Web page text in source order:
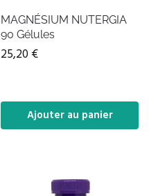
MAGNÉSIUM NUTERGIA
90 Gélules
25,20 €
Ajouter au panier